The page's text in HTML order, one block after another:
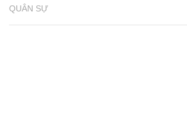
QUÂN SỰ